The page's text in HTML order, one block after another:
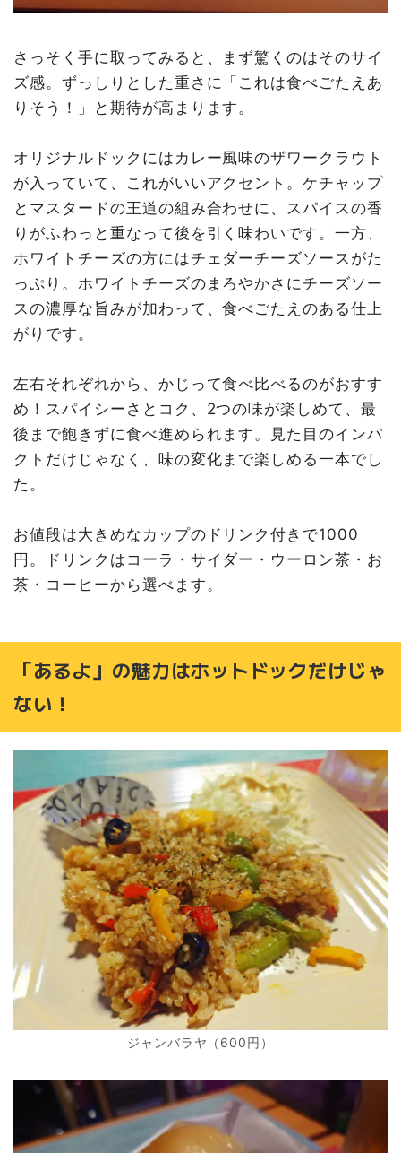
さっそく手に取ってみると、まず驚くのはそのサイ
ズ感。ずっしりとした重さに「これは食べごたえあ
りそう！」と期待が高まります。
オリジナルドックにはカレー風味のザワークラウト
が入っていて、これがいいアクセント。ケチャップ
とマスタードの王道の組み合わせに、スパイスの香
りがふわっと重なって後を引く味わいです。一方、
ホワイトチーズの方にはチェダーチーズソースがた
っぷり。ホワイトチーズのまろやかさにチーズソー
スの濃厚な旨みが加わって、食べごたえのある仕上
がりです。
左右それぞれから、かじって食べ比べるのがおすす
め！スパイシーさとコク、2つの味が楽しめて、最
後まで飽きずに食べ進められます。見た目のインパ
クトだけじゃなく、味の変化まで楽しめる一本でし
た。
お値段は大きめなカップのドリンク付きで1000
円。ドリンクはコーラ・サイダー・ウーロン茶・お
茶・コーヒーから選べます。
「あるよ」の魅力はホットドックだけじゃ
ない！
ジャンバラヤ（600円）